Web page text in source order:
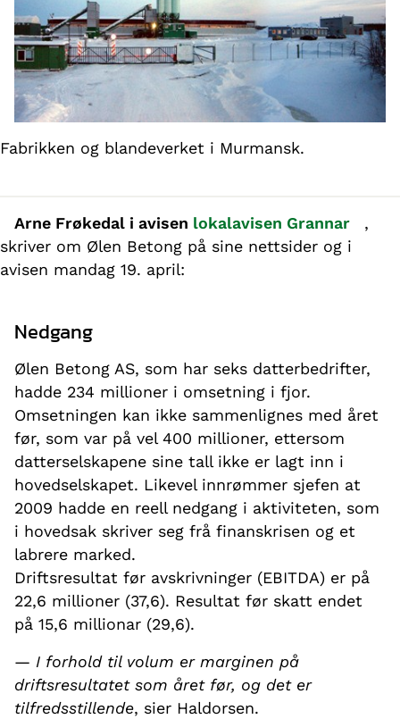
Fabrikken og blandeverket i Murmansk.
Arne Frøkedal i avisen lokalavisen Grannar
,
skriver om Ølen Betong på sine nettsider og i
avisen mandag 19. april:
Nedgang
Ølen Betong AS, som har seks datterbedrifter,
hadde 234 millioner i omsetning i fjor.
Omsetningen kan ikke sammenlignes med året
før, som var på vel 400 millioner, ettersom
datterselskapene sine tall ikke er lagt inn i
hovedselskapet. Likevel innrømmer sjefen at
2009 hadde en reell nedgang i aktiviteten, som
i hovedsak skriver seg frå finanskrisen og et
labrere marked.
Driftsresultat før avskrivninger (EBITDA) er på
22,6 millioner (37,6). Resultat før skatt endet
på 15,6 millionar (29,6).
— I forhold til volum er marginen på
driftsresultatet som året før, og det er
tilfredsstillende, sier Haldorsen.